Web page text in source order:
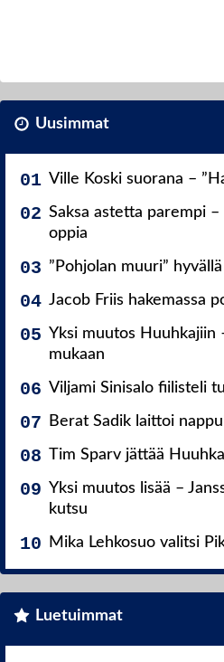
Uusimmat
Ville Koski suorana –
Saksa astetta parempi
oppia
”Pohjolan muuri”
Jacob Friis hakemassa
Yksi muutos Huuhkajiin
mukaan
Viljami Sinisalo fiilisteli
Berat Sadik laittoi
Tim Sparv jättää
Yksi muutos lisää –
kutsu
Mika Lehkosuo valitsi
Luetuimmat